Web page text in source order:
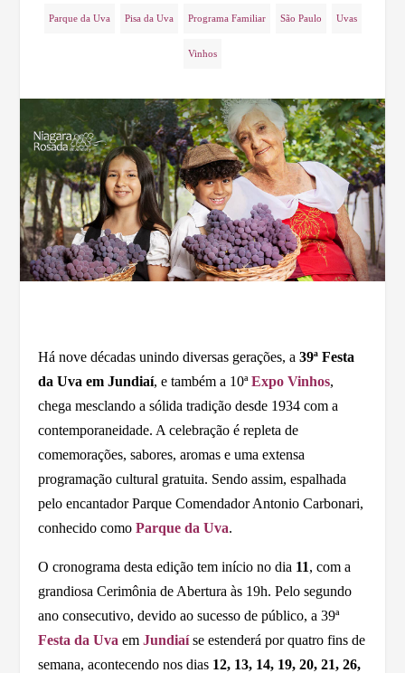
Parque da Uva Pisa da Uva Programa Familiar São Paulo Uvas
Vinhos
Há nove décadas unindo diversas gerações, a39ª Festa
da Uva em Jundiaí, e também a 10ªExpo Vinhos,
chega mesclando a sólida tradição desde 1934 com a
contemporaneidade. A celebração é repleta de
comemorações, sabores, aromas e uma extensa
programação cultural gratuita. Sendo assim, espalhada
pelo encantador Parque Comendador Antonio Carbonari,
conhecido comoParque da Uva.
O cronograma desta edição tem início no dia 11, com a
grandiosa Cerimônia de Abertura às 19h. Pelo segundo
ano consecutivo, devido ao sucesso de público, a 39ª
Festa da Uva emJundiaíse estenderá por quatro fins de
semana, acontecendo nos dias 12, 13, 14, 19, 20, 21, 26,